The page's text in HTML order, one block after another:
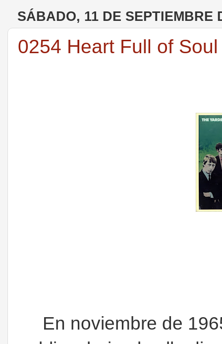
SÁBADO, 11 DE SEPTIEMBRE
0254 Heart Full of
En noviembre de